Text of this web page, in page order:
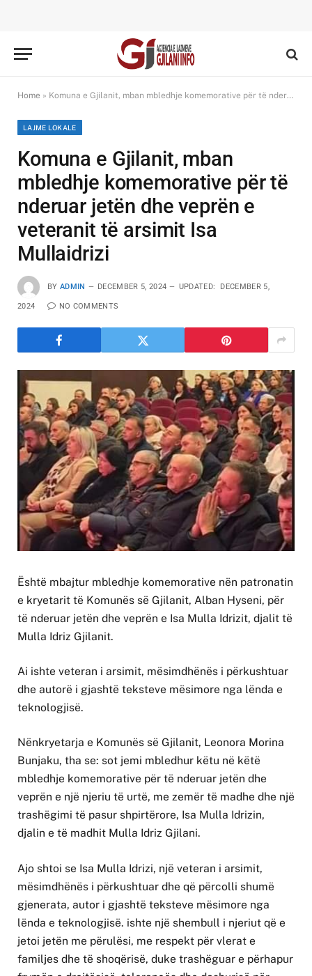
Home » Komuna e Gjilanit, mban mbledhje komemorative për të nderuar jetën dhe veprën e veteranit të arsimit Isa Mullaidrizi
LAJME LOKALE
Komuna e Gjilanit, mban
mbledhje komemorative për të
nderuar jetën dhe veprën e
veteranit të arsimit Isa
Mullaidrizi
BY ADMIN DECEMBER 5, 2024 UPDATED: DECEMBER 5,
2024 NO COMMENTS
Është mbajtur mbledhje komemorative nën patronatin
e kryetarit të Komunës së Gjilanit, Alban Hyseni, për
të nderuar jetën dhe veprën e Isa Mulla Idrizit, djalit të
Mulla Idriz Gjilanit.
Ai ishte veteran i arsimit, mësimdhënës i përkushtuar
dhe autorë i gjashtë teksteve mësimore nga lënda e
teknologjisë.
Nënkryetarja e Komunës së Gjilanit, Leonora Morina
Bunjaku, tha se: sot jemi mbledhur këtu në këtë
mbledhje komemorative për të nderuar jetën dhe
veprën e një njeriu të urtë, me zemër të madhe dhe një
trashëgimi të pasur shpirtërore, Isa Mulla Idrizin,
djalin e të madhit Mulla Idriz Gjilani.
Ajo shtoi se Isa Mulla Idrizi, një veteran i arsimit,
mësimdhënës i përkushtuar dhe që përcolli shumë
gjenerata, autor i gjashtë teksteve mësimore nga
lënda e teknologjisë. ishte një shembull i njeriut që e
jetoi jetën me përulësi, me respekt për vlerat e
familjes dhe të shoqërisë, duke trashëguar e përhapur